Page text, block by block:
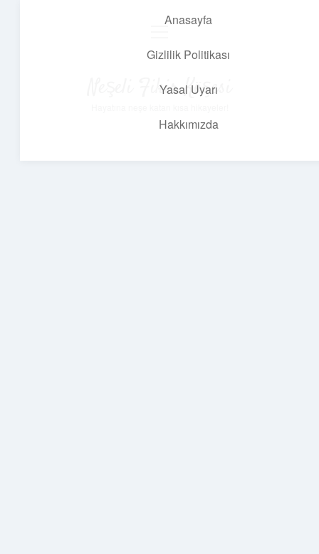
Anasayfa
Gizlilik Politikası
Yasal Uyarı
Hakkımızda
Neşeli Fikir Köşesi